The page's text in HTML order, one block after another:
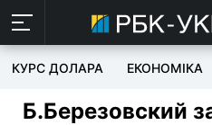
КУРС ДОЛАРА ЕКОНОМІКА
Б.Березовский